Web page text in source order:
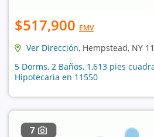
$517,900 EMV
Ver Dirección, Hempstead, NY
5 Dorms, 2 Baños, 1,613 pies
Hipotecaria en 11550
7